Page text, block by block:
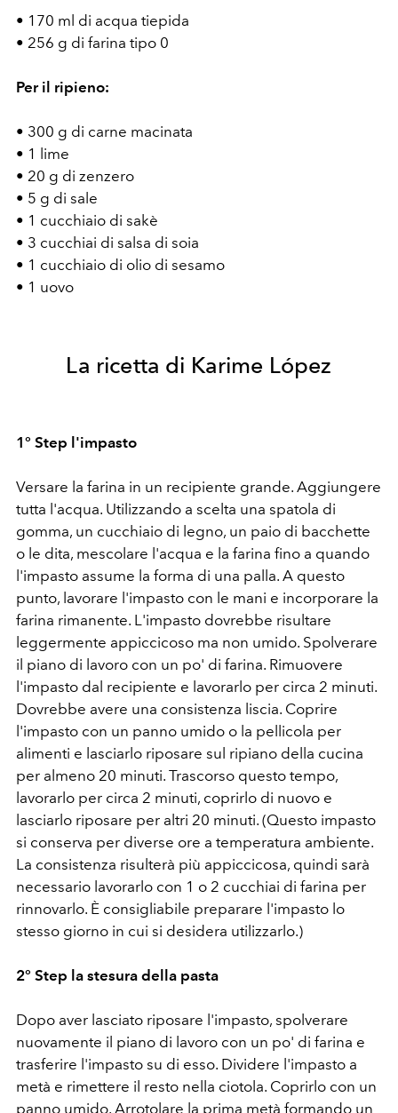
• 170 ml di acqua tiepida
• 256 g di farina tipo 0
Per il ripieno:
• 300 g di carne macinata
• 1 lime
• 20 g di zenzero
• 5 g di sale
• 1 cucchiaio di sakè
• 3 cucchiai di salsa di soia
• 1 cucchiaio di olio di sesamo
• 1 uovo
La ricetta di Karime López
1° Step l'impasto
Versare la farina in un recipiente grande. Aggiungere
tutta l'acqua. Utilizzando a scelta una spatola di
gomma, un cucchiaio di legno, un paio di bacchette
o le dita, mescolare l'acqua e la farina fino a quando
l'impasto assume la forma di una palla. A questo
punto, lavorare l'impasto con le mani e incorporare la
farina rimanente. L'impasto dovrebbe risultare
leggermente appiccicoso ma non umido. Spolverare
il piano di lavoro con un po' di farina. Rimuovere
l'impasto dal recipiente e lavorarlo per circa 2 minuti.
Dovrebbe avere una consistenza liscia. Coprire
l'impasto con un panno umido o la pellicola per
alimenti e lasciarlo riposare sul ripiano della cucina
per almeno 20 minuti. Trascorso questo tempo,
lavorarlo per circa 2 minuti, coprirlo di nuovo e
lasciarlo riposare per altri 20 minuti. (Questo impasto
si conserva per diverse ore a temperatura ambiente.
La consistenza risulterà più appiccicosa, quindi sarà
necessario lavorarlo con 1 o 2 cucchiai di farina per
rinnovarlo. È consigliabile preparare l'impasto lo
stesso giorno in cui si desidera utilizzarlo.)
2° Step la stesura della pasta
Dopo aver lasciato riposare l'impasto, spolverare
nuovamente il piano di lavoro con un po' di farina e
trasferire l'impasto su di esso. Dividere l'impasto a
metà e rimettere il resto nella ciotola. Coprirlo con un
panno umido. Arrotolare la prima metà formando un